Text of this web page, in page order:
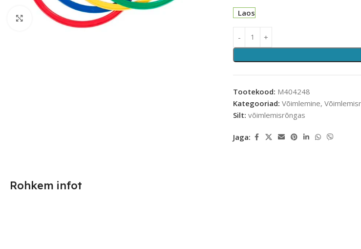
Suurendamiseks klõpsake
Laos
Tootekood: M404248
Kategooriad: Võimlemine,
Silt: võimlemisrõngas
Jaga:
Rohkem infot